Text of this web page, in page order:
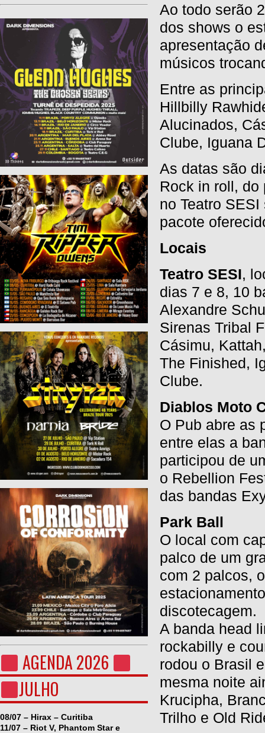
AGENDA 2026
JULHO
08/07 – Hirax – Curitiba
11/07 – Riot V, Phantom Star e
Ao todo serão
dos shows o
apresentação
músicos
Entre as
Hillbilly
Alucinados,
Clube, Iguana
As datas são
Rock in roll, do
no Teatro
pacote
Locais
Teatro SESI,
dias 7 e 8, 10
Alexandre
Sirenas Tribal
Cásimu,
The Finished,
Clube.
Diablos Moto
O Pub abre as
entre elas a
participou de
o Rebellion
das bandas
Park Ball
O local com
palco de um
com 2 palcos,
discotecagem.
A banda head
rockabilly e
rodou o Brasil
mesma noite
Krucipha,
Trilho e Old